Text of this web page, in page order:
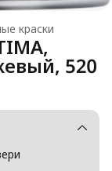
краски
520